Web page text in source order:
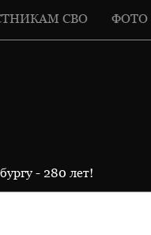
СВО ФОТО
- 280 лет!